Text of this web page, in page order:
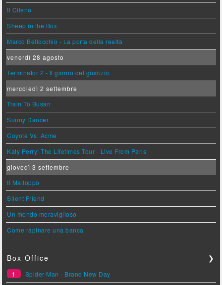
Il Cileno
Sheep in the Box
Marco Bellocchio - La porta della realtà
venerdì 28 agosto
Terminator 2 - Il giorno del giudizio
mercoledì 2 settembre
Train To Busan
Sunny Dancer
Coyote Vs. Acme
Katy Perry: The Lifetimes Tour - Live From Paris
giovedì 3 settembre
Il Malloppo
Silent Friend
Un mondo meraviglioso
Come rapinare una banca
Box Office ❯
1
Spider-Man - Brand New Day